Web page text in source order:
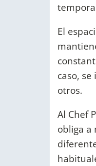
El
caso,
otros.
Al Chef
obliga a